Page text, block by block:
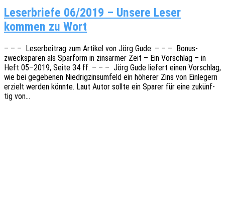
Leserbriefe 06/2019 – Unsere Leser
kommen zu Wort
– – – Leser­bei­trag zum Arti­kel von Jörg Gude: – – – Bonus­
zweckspa­ren als Spar­form in zins­ar­mer Zeit – Ein Vorschlag – in
Heft 05–2019, Seite 34 ff. – – – Jörg Gude liefert einen Vorschlag,
wie bei gege­be­nen Nied­rig­zins­um­feld ein höhe­rer Zins von Einle­gern
erzielt werden könnte. Laut Autor sollte ein Sparer für eine zukünf­
tig von…